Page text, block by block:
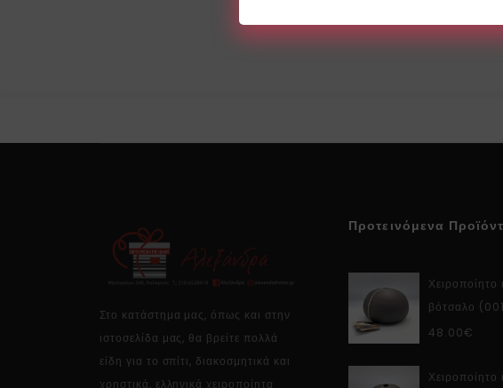
Στο κατάστημα μας, όπως και στην
ιστοσελίδα μας, θα βρείτε πολλά
είδη για το σπίτι, διακοσμητικά και
χρηστικά, ελληνικά χειροποίητα
Προτεινόμενα
Χειροποίητο
βότσαλο
48.00€
Χειροποίητο